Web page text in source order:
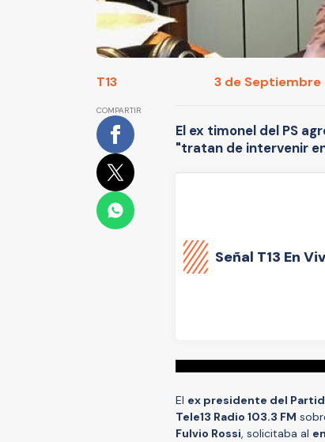
T13 3 de Septiembre
COMPARTIR
El ex timonel del PS
"tratan de intervenir
Señal T13 En
El ex presidente del
Tele13 Radio 103.3 FM
Fulvio Rossi, solicitaba al